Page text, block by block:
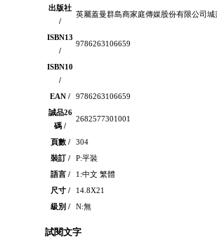
出版社
/
英屬蓋曼群島商家庭傳媒股份有限公司城
ISBN13
/
9786263106659
ISBN10
/
EAN /
9786263106659
誠品26
碼 /
2682577301001
頁數 /
304
裝訂 /
P:平裝
語言 /
1:中文 繁體
尺寸 /
14.8X21
級別 /
N:無
試閱文字